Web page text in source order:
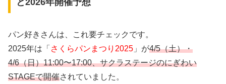
と2026年開催予想
パン好きさんは、これ要チェックです。
2025年は「 さくらパンまつり2025 」が4/5（土）・
4/6（日）11:00〜17:00、サクラステージのにぎわい
STAGEで開催されていました。